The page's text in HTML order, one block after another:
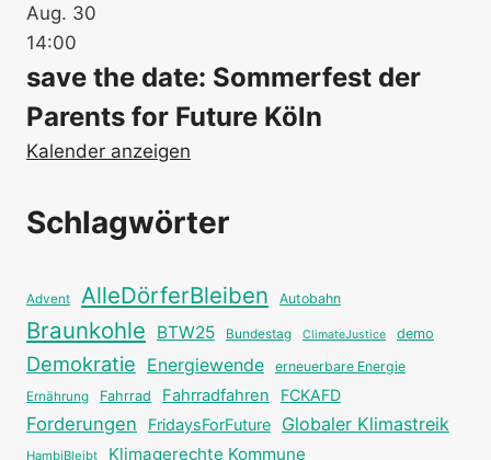
Aug. 30
14:00
save the date: Sommerfest der
Parents for Future Köln
Kalender anzeigen
Schlagwörter
Advent AlleDörferBleiben Autobahn
Braunkohle BTW25 Bundestag ClimateJustice demo
Demokratie Energiewende erneuerbare Energie
Ernährung Fahrrad Fahrradfahren FCKAFD
Forderungen FridaysForFuture Globaler Klimastreik
HambiBleibt Klimagerechte Kommune